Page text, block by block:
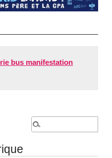
bus manifestation